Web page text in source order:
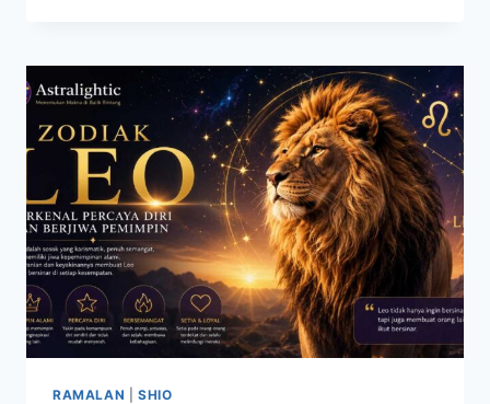
PERFEKSIONIS
YANG
TELITI
DAN
ANDAL
RAMALAN SHIO